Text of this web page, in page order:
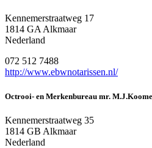
Kennemerstraatweg 17
1814 GA Alkmaar
Nederland
072 512 7488
http://www.ebwnotarissen.nl/
Octrooi- en Merkenbureau mr.
Kennemerstraatweg 35
1814 GB Alkmaar
Nederland